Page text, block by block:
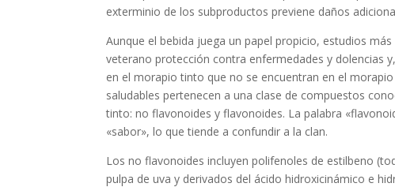
exterminio de los subproductos previene daños
Aunque el bebida juega un papel propicio, estudios
veterano protección contra enfermedades y dolencias
en el morapio tinto que no se encuentran en el
saludables pertenecen a una clase de compuestos
tinto: no flavonoides y flavonoides. La palabra
«sabor», lo que tiende a confundir a la clan.
Los no flavonoides incluyen polifenoles de estilbeno
pulpa de uva y derivados del ácido hidroxicinámico e